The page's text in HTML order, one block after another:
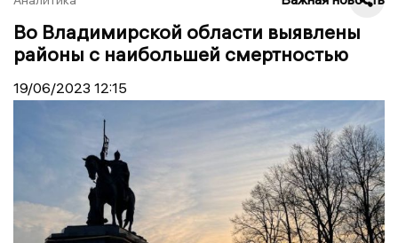
Во Владимирской области выявлены
районы с наибольшей смертностью
19/06/2023 12:15